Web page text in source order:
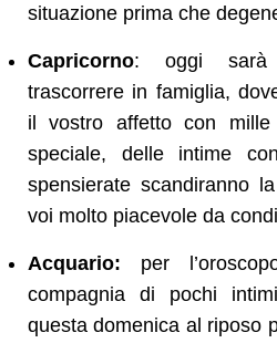
situazione prima che
Capricorno: oggi sarà
trascorrere in famiglia,
il vostro affetto con mille
speciale, delle intime
spensierate scandiranno
voi molto piacevole da
Acquario: per
compagnia di pochi
questa domenica al riposo